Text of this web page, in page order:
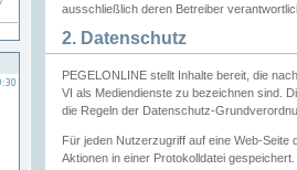
ausschließlich deren Betreiber
2. Datenschutz
PEGELONLINE stellt Inhalte bereit, die
VI als Mediendienste zu bezeichnen sind.
die Regeln der Datenschutz-
Für jeden Nutzerzugriff auf eine Web-
Aktionen in einer Protokolldatei